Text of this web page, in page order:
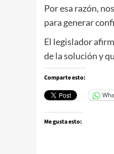
Por esa razón,
para generar
El legislador
de la solución y
Comparte esto:
Me gusta esto: